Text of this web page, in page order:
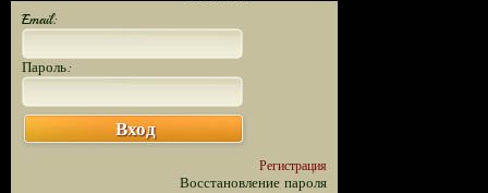
Email:
Пароль:
Вход
Регистрация
Восстановление пароля